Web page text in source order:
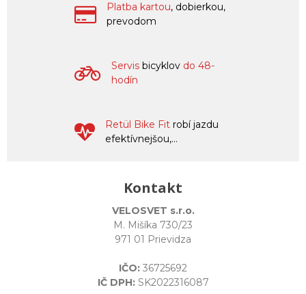
Platba kartou, dobierkou,
prevodom
Servis bicyklov do 48-
hodín
Retül Bike Fit robí jazdu
efektívnejšou,...
Kontakt
VELOSVET s.r.o.
M. Mišíka 730/23
971 01 Prievidza
IČO: 36725692
IČ DPH: SK2022316087